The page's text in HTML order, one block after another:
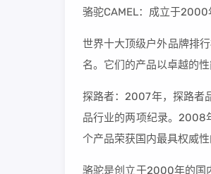
骆驼CAMEL：成立于2000
世界十大顶级户外品牌排
名。它们的产品以卓越的
探路者：2007年，探路者
品行业的两项纪录。2008
个产品荣获国内最具权威性
骆驼是创立于2000年的国